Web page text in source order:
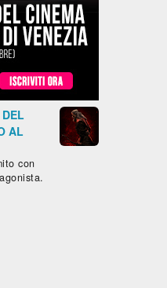
Drammatico
- Marocco,
2022, 122'
CAFTANO
BLU
AL
con